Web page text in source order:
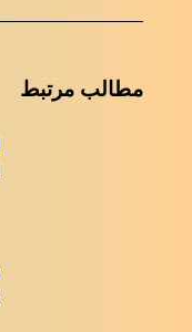
مطالب مرتبط